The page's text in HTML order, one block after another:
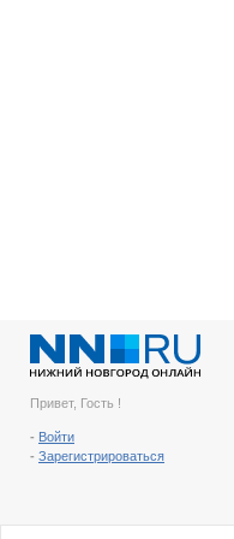
Привет, Гость !
- Войти
- Зарегистрироваться